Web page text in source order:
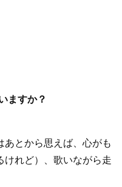
ますか？
とから思えば、心がも
れど）、歌いながら走